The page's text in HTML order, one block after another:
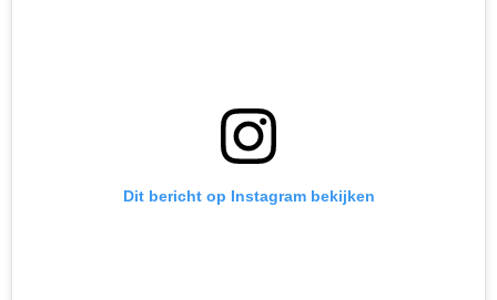
Dit bericht op Instagram bekijken